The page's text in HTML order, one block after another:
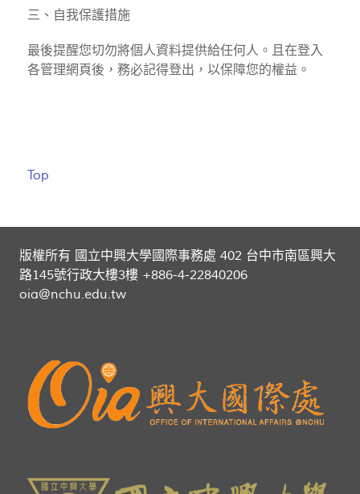
三、自我保護措施
最後提醒您切勿將個人資料提供給任何人。且在登入
各管理網頁後，務必記得登出，以保障您的權益。
Top
版權所有 國立中興大學國際事務處 402 台中市南區興大
路145號行政大樓3樓 +886-4-22840206
oia@nchu.edu.tw